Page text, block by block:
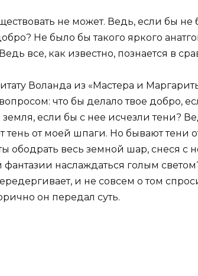
не может. Ведь, если бы не
Не было бы такого яркого
все, как известно, познается в
Воланда из «Мастера и
что бы делало твое добро,
если бы с нее исчезли тени?
тень от моей шпаги. Но бывают тени
ободрать весь земной шар, снеся с
фантазии наслаждаться голым
и не совсем о том
он передал суть.